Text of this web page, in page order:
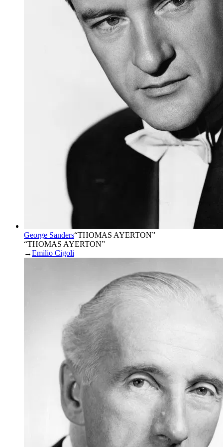
George Sanders“THOMAS AYERTON”
“THOMAS AYERTON”
→Emilio Cigoli